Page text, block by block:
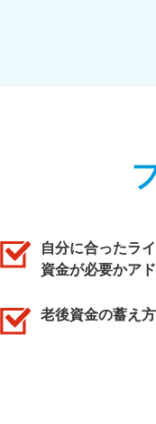
自分に合ったラ
資金が必要かア
老後資金の蓄え